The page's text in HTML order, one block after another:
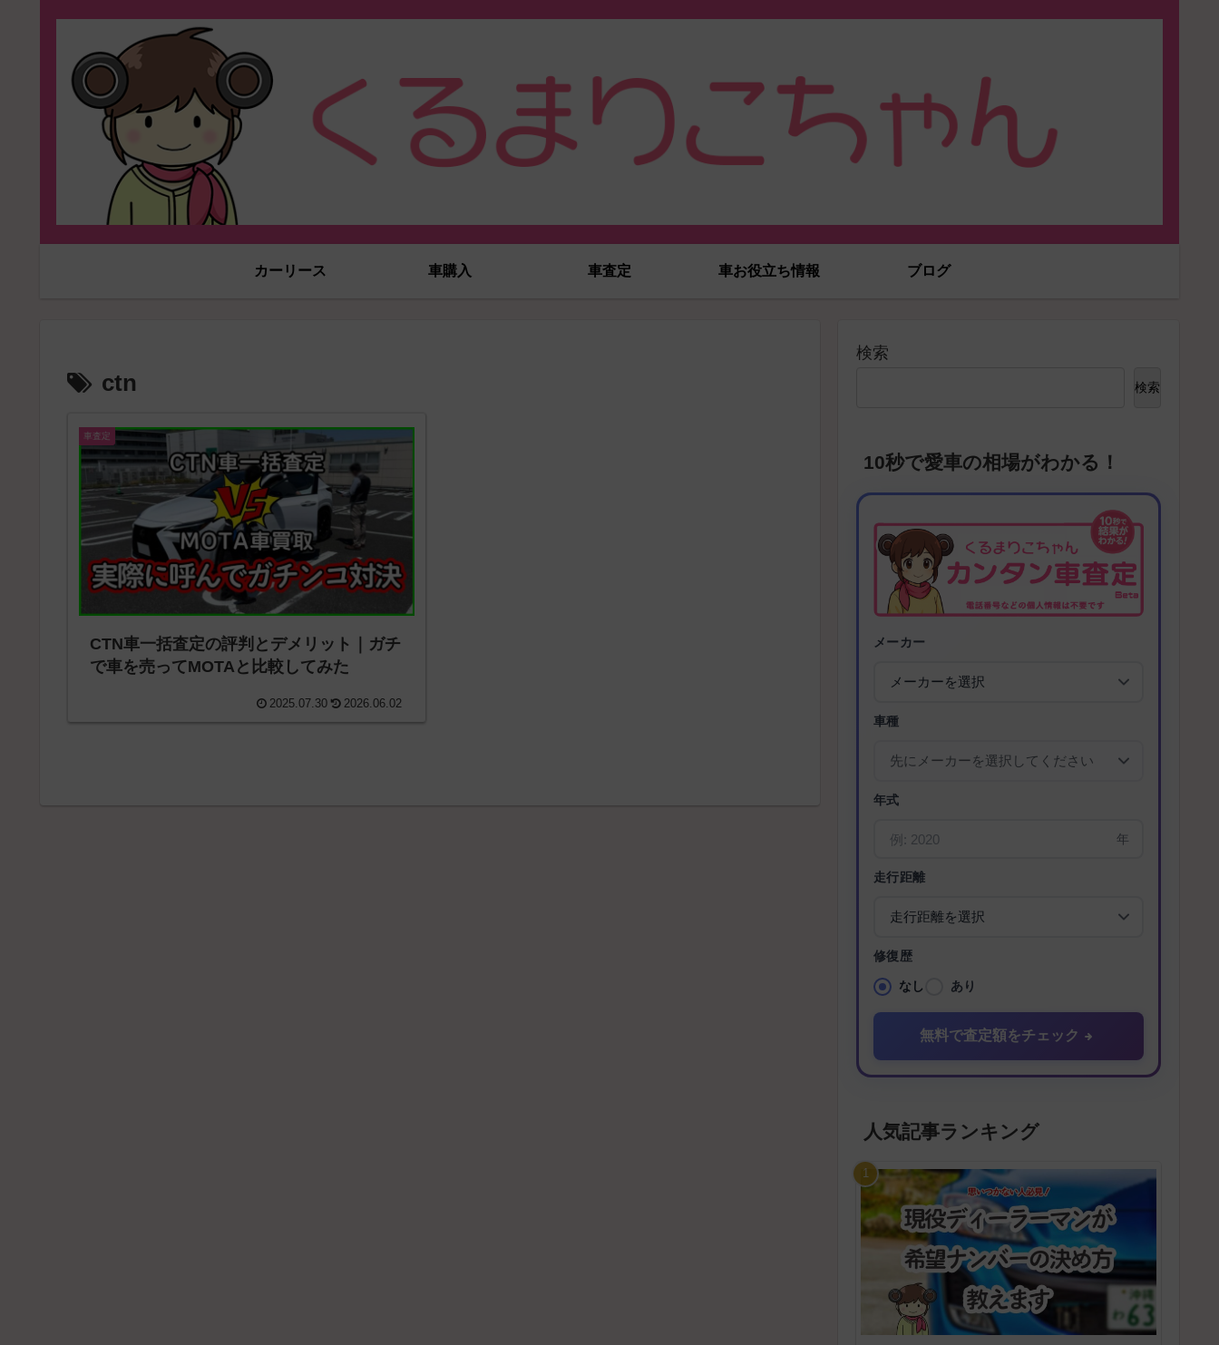
カーリース 車購入 車査定 車お役立ち情報 ブログ
ctn
車査定
CTN車一括査定の評判とデメリット｜ガチ
で車を売ってMOTAと比較してみた
2025.07.30 2026.06.02
検索
検索
10秒で愛車の相場がわかる！
メーカー
車種
年式
年
走行距離
修復歴
なし あり
無料で査定額をチェック
人気記事ランキング